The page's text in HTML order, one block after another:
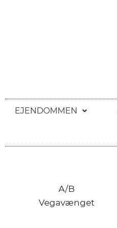
EJENDOMMEN
A/B
Vegavænget